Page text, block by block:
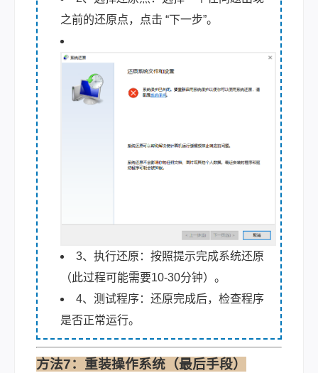
之前的还原点，点击 “下一步”。
3、执行还原：按照提示完成系统还原
（此过程可能需要10-30分钟）。
4、测试程序：还原完成后，检查程序
是否正常运行。
方法7：重装操作系统（最后手段）